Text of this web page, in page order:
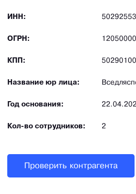
ИНН:
ОГРН:
КПП:
Название юр лица:
Год основания:
Кол-во сотрудников: 2
Проверить контрагента